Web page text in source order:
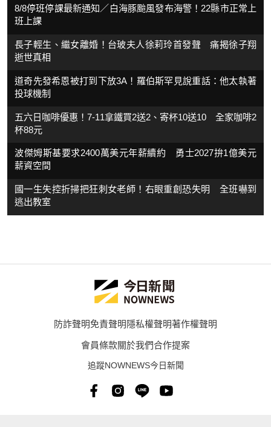
8/8停班停課最新通知／白海豚颱風發布海警！22縣市正常上
班上課
長子輕生、繼女離婚！台玻夫人徐莉玲首發聲 痛揭徐子翔
逝世真相
道奇先發希恩被打到下放3A！羅伯斯罕見說重話：他太執著
投球機制
五六日咖啡優惠！7-11拿鐵買2送2、寄杯10送10 全家咖啡2
杯88元
波傑姆斯基要求2400萬美元年薪續約 勇士2027拚1億美元
薪資空間
國一生失控折掃把狂刺女老師！右眼重創恐失明 全班嚇到
逃出教室
防詐聲明免責聲明隱私權聲明著作權聲明
會員條款關於我們合作提案
追蹤NOWNEWS今日新聞